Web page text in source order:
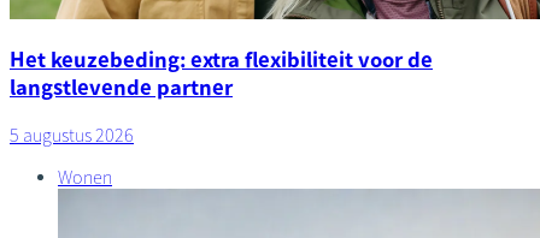
Het keuzebeding: extra flexibiliteit voor de
langstlevende partner
5 augustus 2026
Wonen